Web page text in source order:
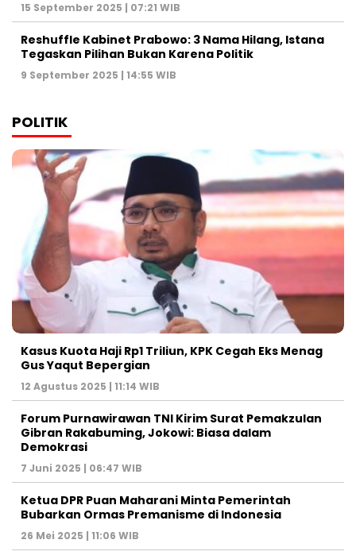
15 September 2025 | 07:21 WIB
Reshuffle Kabinet Prabowo: 3 Nama Hilang, Istana
Tegaskan Pilihan Bukan Karena Politik
9 September 2025 | 14:55 WIB
POLITIK
Kasus Kuota Haji Rp1 Triliun, KPK Cegah Eks Menag
Gus Yaqut Bepergian
12 Agustus 2025 | 11:14 WIB
Forum Purnawirawan TNI Kirim Surat Pemakzulan
Gibran Rakabuming, Jokowi: Biasa dalam
Demokrasi
7 Juni 2025 | 06:47 WIB
Ketua DPR Puan Maharani Minta Pemerintah
Bubarkan Ormas Premanisme di Indonesia
26 Mei 2025 | 11:06 WIB